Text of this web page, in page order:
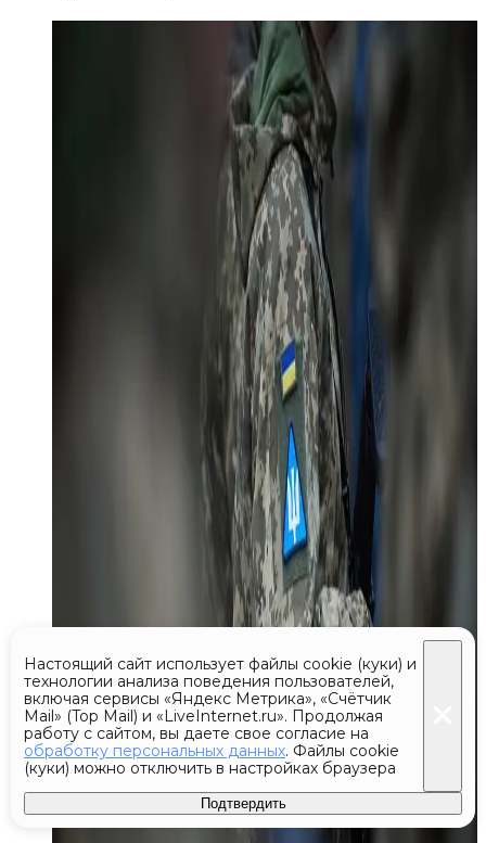
Настоящий сайт использует файлы cookie (куки) и
технологии анализа поведения пользователей,
включая сервисы «Яндекс Метрика», «Счётчик
Mail» (Top Mail) и «LiveInternet.ru». Продолжая
работу с сайтом, вы даете свое согласие на
обработку персональных данных. Файлы cookie
(куки) можно отключить в настройках браузера
Подтвердить